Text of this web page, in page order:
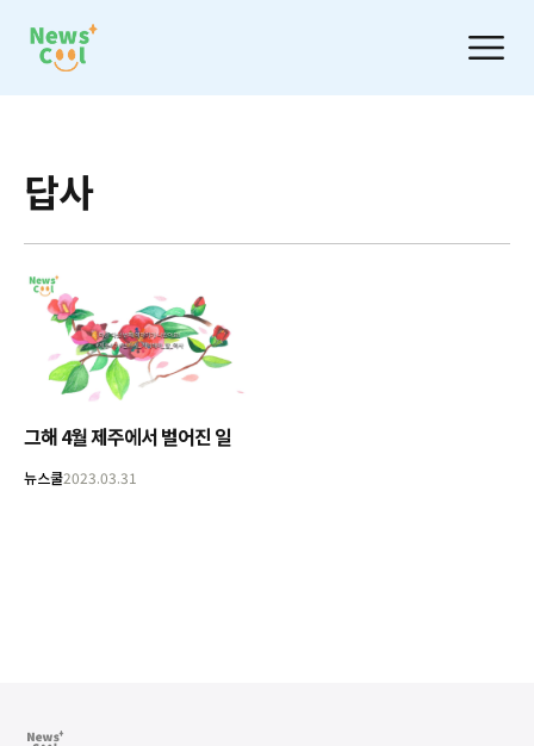
답사
그해 4월 제주에서 벌어진 일
뉴스쿨2023.03.31